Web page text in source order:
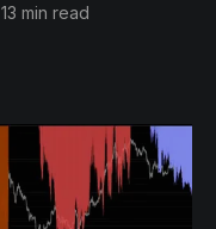
13 min read